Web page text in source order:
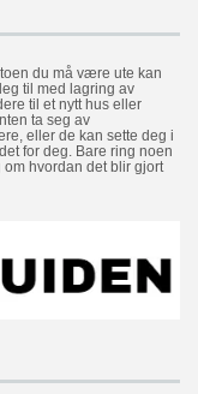
du må være ute kan
til med lagring av
til et nytt hus eller
ta seg av
eller de kan sette deg i
for deg. Bare ring noen
hvordan det blir gjort